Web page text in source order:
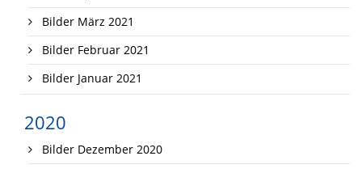
Bilder März 2021
Bilder Februar 2021
Bilder Januar 2021
2020
Bilder Dezember 2020